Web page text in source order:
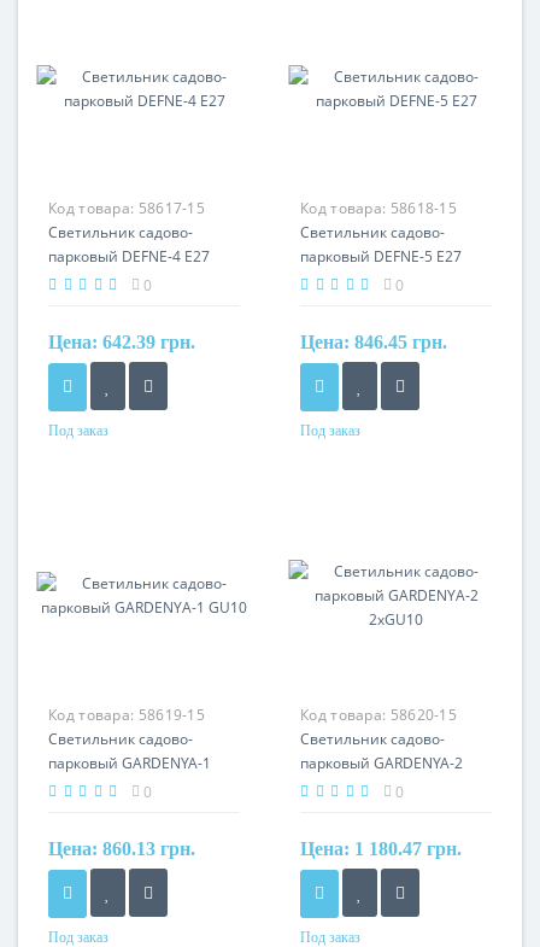
Код товара: 58617-15
Светильник садово-
парковый DEFNE-4 Е27
0
Цена: 642.39 грн.
Под заказ
Код товара: 58618-15
Светильник садово-
парковый DEFNE-5 Е27
0
Цена: 846.45 грн.
Под заказ
Код товара: 58619-15
Светильник садово-
парковый GARDENYA-1
GU10
0
Цена: 860.13 грн.
Под заказ
Код товара: 58620-15
Светильник садово-
парковый GARDENYA-2
2xGU10
0
Цена: 1 180.47 грн.
Под заказ